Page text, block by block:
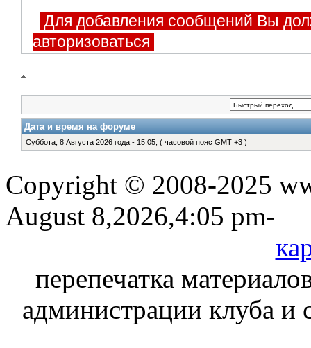
Для добавления сообщений Вы
авторизоваться
Дата и время на форуме
Суббота, 8 Августа 2026 года - 15:05, ( часовой пояс GMT +3 )
Copyright © 2008-2025
August 8,2026,4:05 pm-
перепечатка
администрации клуба и